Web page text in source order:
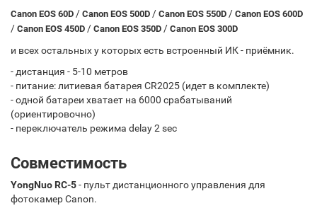
Canon EOS 60D / Canon EOS 500D / Canon EOS 550D / Canon EOS 600D
/ Canon EOS 450D / Canon EOS 350D / Canon EOS 300D
и всех остальных у которых есть встроенный ИК - приёмник.
- дистанция - 5-10 метров
- питание: литиевая батарея CR2025 (идет в комплекте)
- одной батареи хватает на 6000 срабатываний
(ориентировочно)
- переключатель режима delay 2 sec
Совместимость
YongNuo RC-5- пульт дистанционного управления для
фотокамер Canon.